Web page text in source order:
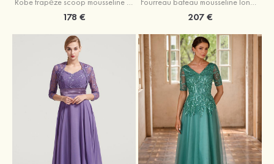
178 € 207 €